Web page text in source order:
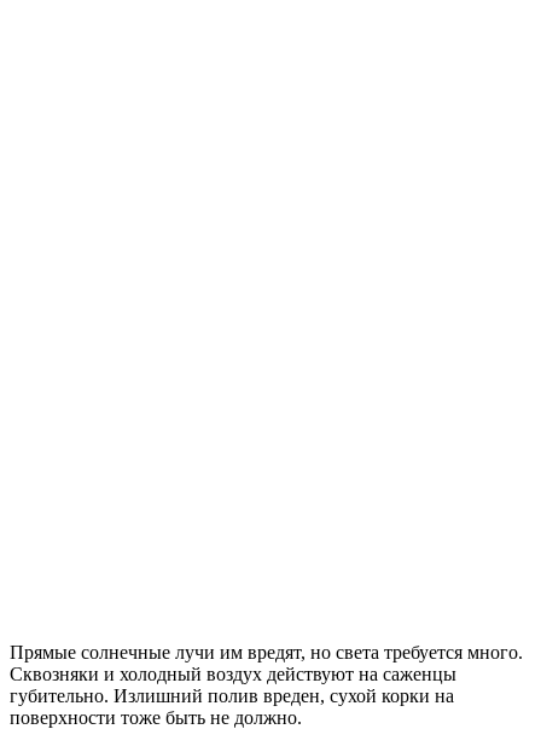
Прямые солнечные лучи им вредят, но света требуется много.
Сквозняки и холодный воздух действуют на саженцы
губительно. Излишний полив вреден, сухой корки на
поверхности тоже быть не должно.